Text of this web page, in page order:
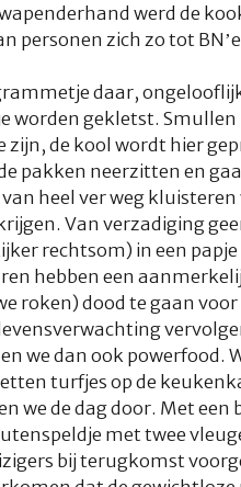
werd de
personen zich zo tot
daar,
worden gekletst.
de kool wordt hier
pakken neerzitten en
heel ver weg kluisteren
Van verzadiging
rechtsom) in een
hebben een
roken) dood te gaan voor
we dan ook powerfood.
turfjes op de
we de dag door. Met een
met twee
bij terugkomst